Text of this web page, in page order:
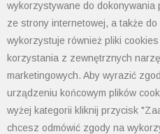
wykorzystywane do dokonywania
ze strony internetowej, a także
wykorzystuje również pliki
korzystania z zewnętrznych
marketingowych. Aby wyrazić
urządzeniu końcowym plików
wyżej kategorii kliknij przycisk
chcesz odmówić zgody na
zanikowe, styki pomocnicze
tym akcesoriom produkt może
pożarowego. Dostępne
identycznych wymiarach
Rozłączniki przeznaczone
elektrycznych pod